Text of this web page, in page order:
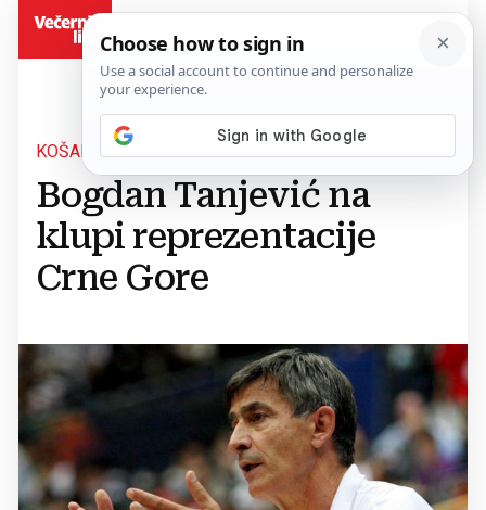
KOŠARKA
Bogdan Tanjević na
klupi reprezentacije
Crne Gore